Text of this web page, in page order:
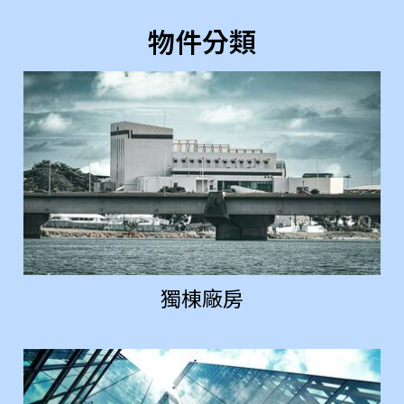
物件分類
獨棟廠房